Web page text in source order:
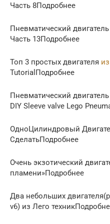
Часть 8Подробнее
Пневматический
Часть 13Подробнее
Топ 3 простых двигателя
TutorialПодробнее
Пневматический
DIY Sleeve valve Lego
ОдноЦилиндровый
СделатьПодробнее
Очень экзотический
пламени»Подробнее
Два небольших
v6) из Лего